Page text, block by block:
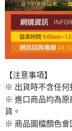
【注意事項】
※ 出貨時不含任何
※ 進口商品均為原
貨。
※ 商品圖檔顏色會